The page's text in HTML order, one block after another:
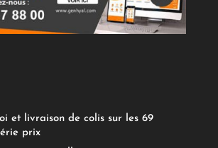
et livraison de colis sur les 69
prix